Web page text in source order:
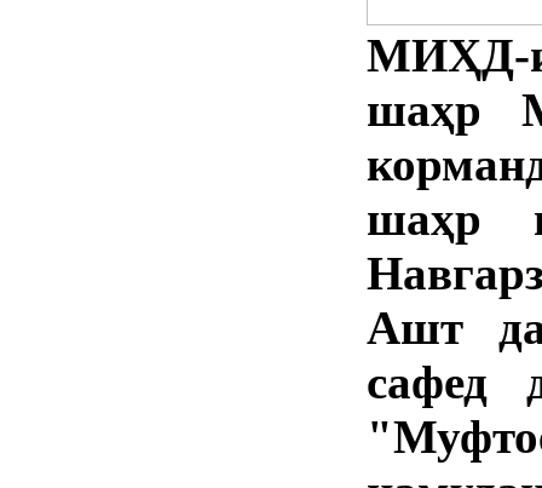
МИҲД-и
шаҳр
шаҳр
Ашт
сафед